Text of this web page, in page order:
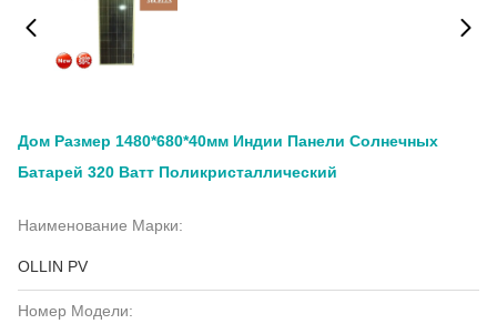
Дом Размер 1480*680*40мм Индии Панели Солнечных
Батарей 320 Ватт Поликристаллический
Наименование Марки:
OLLIN PV
Номер Модели: